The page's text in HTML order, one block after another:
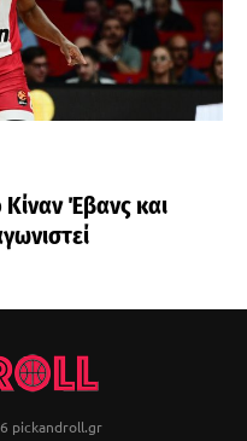
Κίναν Έβανς και
pickandroll.gr